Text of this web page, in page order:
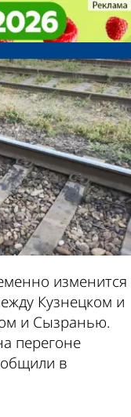
Кузнецка в
временно
изменится
Кузнецком и
и Сызранью.
перегоне
в
Кузнецка в
временно
по